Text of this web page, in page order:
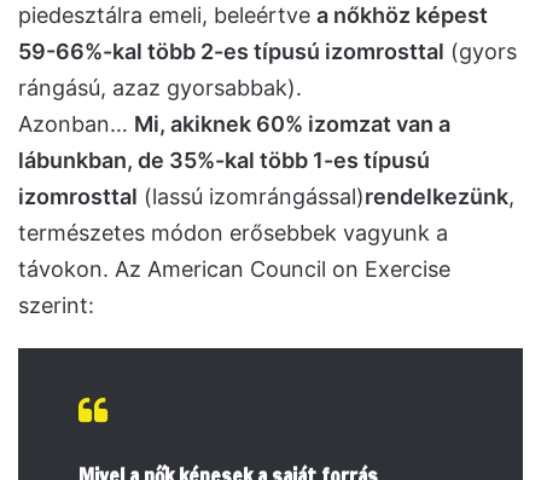
piedesztálra emeli, beleértve a nőkhöz képest
59-66%-kal több 2-es típusú izomrosttal (gyors
rángású, azaz gyorsabbak).
Azonban… Mi, akiknek 60% izomzat van a
lábunkban, de 35%-kal több 1-es típusú
izomrosttal (lassú izomrángással)rendelkezünk,
természetes módon erősebbek vagyunk a
távokon. Az American Council on Exercise
szerint: